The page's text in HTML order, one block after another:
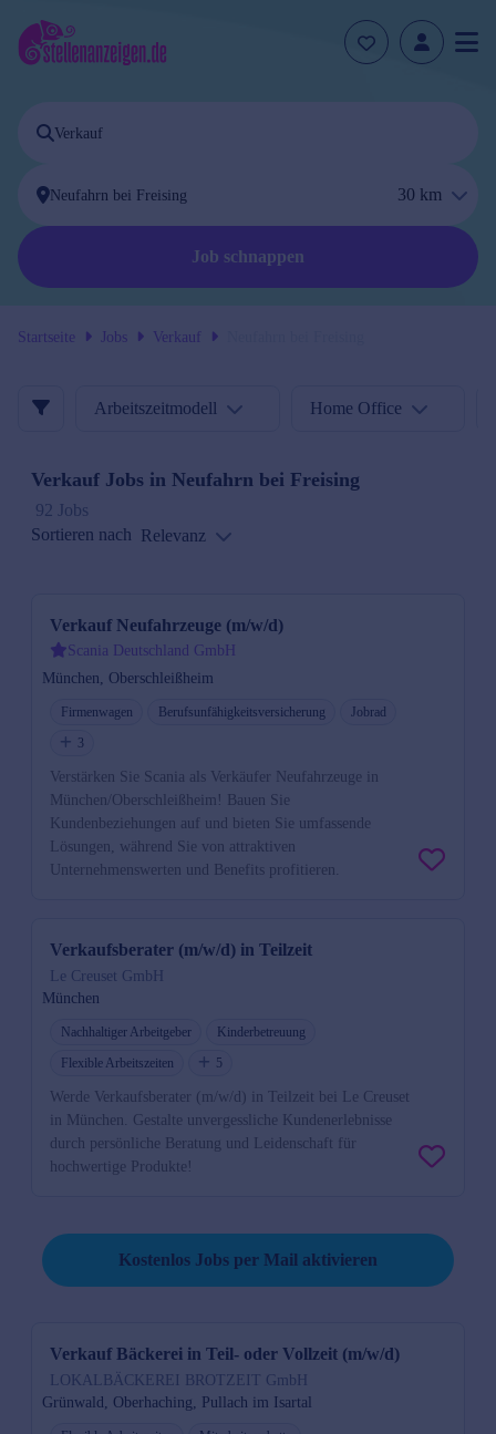
30 km
Job schnappen
Startseite Jobs Verkauf
Arbeitszeitmodell Home Office
Verkauf Jobs in Neufahrn bei Freising
92 Jobs
Sortieren nach Relevanz
Verkauf Neufahrzeuge (m/w/d)
Scania Deutschland GmbH
München, Oberschleißheim
Firmenwagen Berufsunfähigkeitsversicherung
Jobrad
3
Verstärken Sie Scania als Verkäufer Neufahrzeuge in
München/Oberschleißheim! Bauen Sie
Kundenbeziehungen auf und bieten Sie umfassende
Lösungen, während Sie von attraktiven
Unternehmenswerten und Benefits profitieren.
Verkaufsberater (m/w/d) in Teilzeit
Le Creuset GmbH
München
Nachhaltiger Arbeitgeber
Kinderbetreuung
Flexible Arbeitszeiten
5
Werde Verkaufsberater (m/w/d) in Teilzeit bei Le Creuset
in München. Gestalte unvergessliche Kundenerlebnisse
durch persönliche Beratung und Leidenschaft für
hochwertige Produkte!
Kostenlos Jobs per Mail aktivieren
Verkauf Bäckerei in Teil- oder Vollzeit (m/w/d)
LOKALBÄCKEREI BROTZEIT GmbH
Grünwald, Oberhaching, Pullach im Isartal